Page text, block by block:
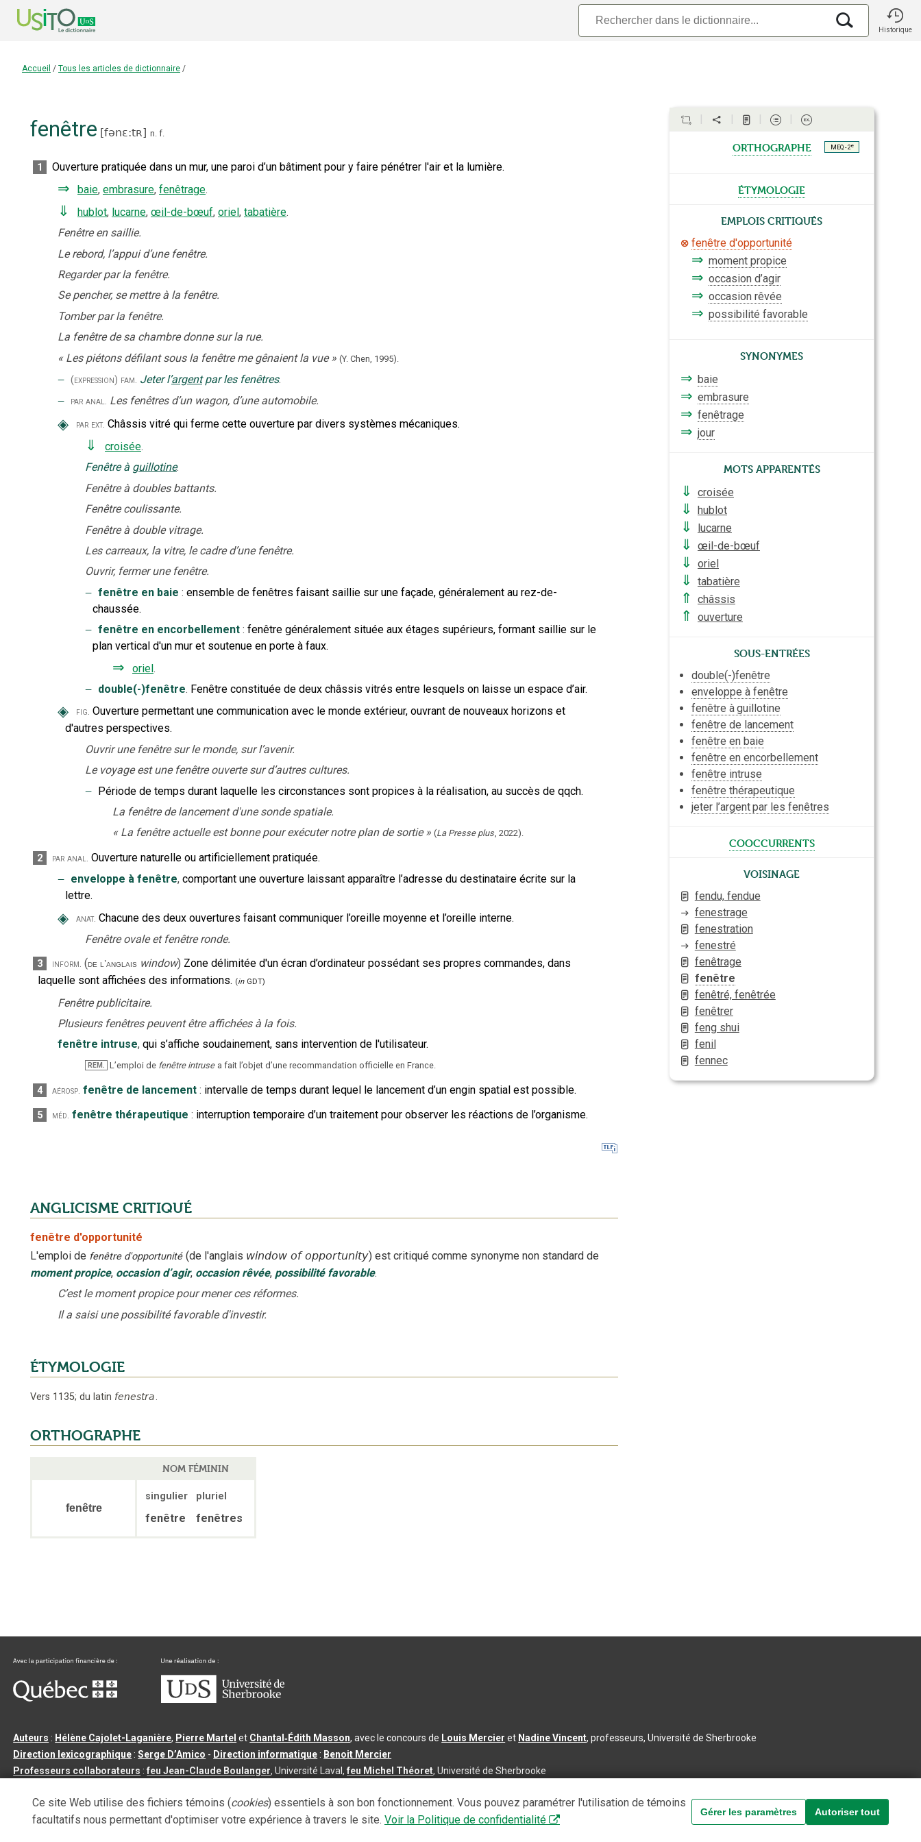
Historique
Accueil / Tous les articles de dictionnaire /
fenêtre [fənɛ:tʀ] n. f.
1 Ouverture pratiquée dans un mur, une paroi d’un bâtiment pour y faire pénétrer l'air et la lumière.
⇒ baie, embrasure, fenêtrage.
⇓ hublot, lucarne, œil-de-bœuf, oriel, tabatière.
Fenêtre en saillie.
Le rebord, l’appui d’une fenêtre.
Regarder par la fenêtre.
Se pencher, se mettre à la fenêtre.
Tomber par la fenêtre.
La fenêtre de sa chambre donne sur la rue.
« Les piétons défilant sous la fenêtre me gênaient la vue » (Y. Chen, 1995).
‒ (expression) fam. Jeter l’argent par les fenêtres.
‒ par anal. Les fenêtres d’un wagon, d’une automobile.
◈ par ext. Châssis vitré qui ferme cette ouverture par divers systèmes mécaniques.
⇓ croisée.
Fenêtre à guillotine.
Fenêtre à doubles battants.
Fenêtre coulissante.
Fenêtre à double vitrage.
Les carreaux, la vitre, le cadre d’une fenêtre.
Ouvrir, fermer une fenêtre.
‒ fenêtre en baie : ensemble de fenêtres faisant saillie sur une façade, généralement au rez-de-
chaussée.
‒ fenêtre en encorbellement : fenêtre généralement située aux étages supérieurs, formant saillie sur le
plan vertical d'un mur et soutenue en porte à faux.
⇒ oriel.
‒ double(-)fenêtre. Fenêtre constituée de deux châssis vitrés entre lesquels on laisse un espace d’air.
◈ fig. Ouverture permettant une communication avec le monde extérieur, ouvrant de nouveaux horizons et
d'autres perspectives.
Ouvrir une fenêtre sur le monde, sur l’avenir.
Le voyage est une fenêtre ouverte sur d’autres cultures.
‒ Période de temps durant laquelle les circonstances sont propices à la réalisation, au succès de qqch.
La fenêtre de lancement d'une sonde spatiale.
« La fenêtre actuelle est bonne pour exécuter notre plan de sortie » (La Presse plus, 2022).
2 par anal. Ouverture naturelle ou artificiellement pratiquée.
‒ enveloppe à fenêtre, comportant une ouverture laissant apparaître l’adresse du destinataire écrite sur la
lettre.
◈ anat. Chacune des deux ouvertures faisant communiquer l’oreille moyenne et l’oreille interne.
Fenêtre ovale et fenêtre ronde.
3 inform. (de l’anglais window) Zone délimitée d'un écran d’ordinateur possédant ses propres commandes, dans
laquelle sont affichées des informations. (in GDT)
Fenêtre publicitaire.
Plusieurs fenêtres peuvent être affichées à la fois.
fenêtre intruse, qui s’affiche soudainement, sans intervention de l'utilisateur.
REM. L’emploi de fenêtre intruse a fait l’objet d’une recommandation officielle en France.
4 aérosp. fenêtre de lancement : intervalle de temps durant lequel le lancement d’un engin spatial est possible.
5 méd. fenêtre thérapeutique : interruption temporaire d’un traitement pour observer les réactions de l’organisme.
ANGLICISME CRITIQUÉ
fenêtre d'opportunité
L'emploi de fenêtre d'opportunité (de l'anglais window of opportunity) est critiqué comme synonyme non standard de
moment propice, occasion d’agir, occasion rêvée, possibilité favorable.
C’est le moment propice pour mener ces réformes.
Il a saisi une possibilité favorable d'investir.
ÉTYMOLOGIE
Vers 1135; du latin fenestra.
ORTHOGRAPHE
NOM FÉMININ
fenêtre
singulier pluriel
fenêtre fenêtres
orthographe MEQ - 2e
étymologie
Emplois critiqués
fenêtre d'opportunité
⇒ moment propice
⇒ occasion d’agir
⇒ occasion rêvée
⇒ possibilité favorable
Synonymes
⇒ baie
⇒ embrasure
⇒ fenêtrage
⇒ jour
Mots apparentés
⇓
croisée
⇓ hublot
⇓ lucarne
⇓ œil-de-bœuf
⇓ oriel
⇓ tabatière
⇑ châssis
⇑ ouverture
Sous-entrées
double(-)fenêtre
enveloppe à fenêtre
fenêtre àguillotine
fenêtre de lancement
fenêtre en baie
fenêtre en encorbellement
fenêtre intruse
fenêtre thérapeutique
jeter l’argentpar les fenêtres
cooccurrents
Voisinage
fendu, fendue
fenestrage
fenestration
fenestré
fenêtrage
fenêtre
fenêtré, fenêtrée
fenêtrer
feng shui
fenil
fennec
Auteurs : Hélène Cajolet-Laganière, Pierre Martel et Chantal‑Édith Masson, avec le concours de Louis Mercier et Nadine Vincent, professeurs, Université de Sherbrooke
Direction lexicographique :Serge D’Amico - Direction informatique : Benoit Mercier
Professeurs collaborateurs :feu Jean-Claude Boulanger, Université Laval,feu Michel Théoret, Université de Sherbrooke
Tous droits réservés©Université de Sherbrooke |3.2.2- Dernière mise à jour du contenu :2026-08-03
Ce site Web utilise des fichiers témoins (cookies) essentiels à son bon fonctionnement. Vous pouvez paramétrer l'utilisation de témoins
facultatifs nous permettant d'optimiser votre expérience à travers le site. Voir la Politique de confidentialité
Gérer les paramètres Autoriser tout